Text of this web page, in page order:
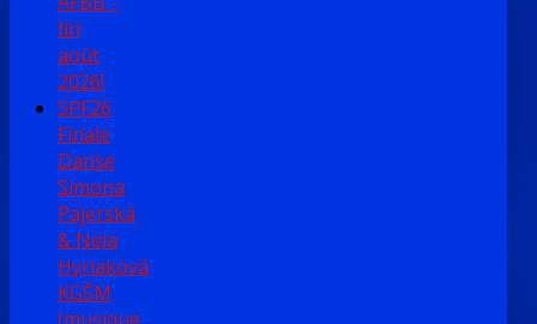
fin
août
2026!
SPF26
Finale
Danse
Simona
Pajerská
& Nela
Hyriaková
KGŠM